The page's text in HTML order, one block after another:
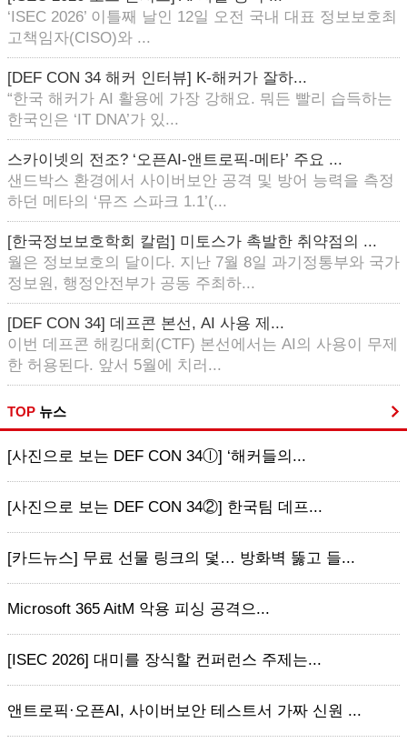
‘ISEC 2026’ 이틀째 날인 12일 오전 국내 대표 정보보호최
고책임자(CISO)와 ...
[DEF CON 34 해커 인터뷰] K-해커가 잘하...
“한국 해커가 AI 활용에 가장 강해요. 뭐든 빨리 습득하는
한국인은 ‘IT DNA’가 있...
스카이넷의 전조? ‘오픈AI-앤트로픽-메타’ 주요 ...
샌드박스 환경에서 사이버보안 공격 및 방어 능력을 측정
하던 메타의 ‘뮤즈 스파크 1.1’(...
[한국정보보호학회 칼럼] 미토스가 촉발한 취약점의 ...
월은 정보보호의 달이다. 지난 7월 8일 과기정통부와 국가
정보원, 행정안전부가 공동 주최하...
[DEF CON 34] 데프콘 본선, AI 사용 제...
이번 데프콘 해킹대회(CTF) 본선에서는 AI의 사용이 무제
한 허용된다. 앞서 5월에 치러...
TOP 뉴스
[사진으로 보는 DEF CON 34ⓛ] ‘해커들의...
[사진으로 보는 DEF CON 34②] 한국팀 데프...
[카드뉴스] 무료 선물 링크의 덫… 방화벽 뚫고 들...
Microsoft 365 AitM 악용 피싱 공격으...
[ISEC 2026] 대미를 장식할 컨퍼런스 주제는...
앤트로픽·오픈AI, 사이버보안 테스트서 가짜 신원 ...